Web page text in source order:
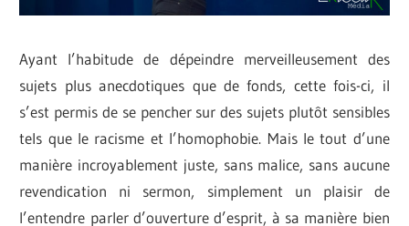
Ayant l’habitude de dépeindre merveilleusement des
sujets plus anecdotiques que de fonds, cette fois-ci, il
s’est permis de se pencher sur des sujets plutôt sensibles
tels que le racisme et l’homophobie. Mais le tout d’une
manière incroyablement juste, sans malice, sans aucune
revendication ni sermon, simplement un plaisir de
l’entendre parler d’ouverture d’esprit, à sa manière bien